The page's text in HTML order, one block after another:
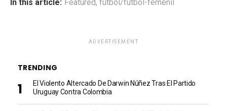
In this article: Featured, futbol/futbol-femenil
ADVERTISEMENT
TRENDING
El Violento Altercado De Darwin Núñez Tras El Partido
Uruguay Contra Colombia